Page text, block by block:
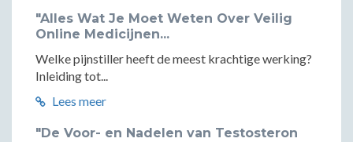
"Alles Wat Je Moet Weten Over Veilig
Online Medicijnen...
Welke pijnstiller heeft de meest krachtige werking?
Inleiding tot...
Lees meer
"De Voor- en Nadelen van Testosteron